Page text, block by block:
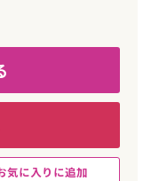
気に入りに追加